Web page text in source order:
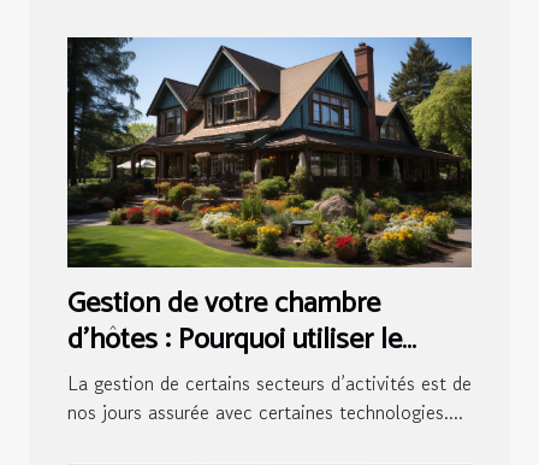
Gestion de votre chambre
d’hôtes : Pourquoi utiliser le
logiciel pour maisons d’hôtes ?
La gestion de certains secteurs d’activités est de
nos jours assurée avec certaines technologies....